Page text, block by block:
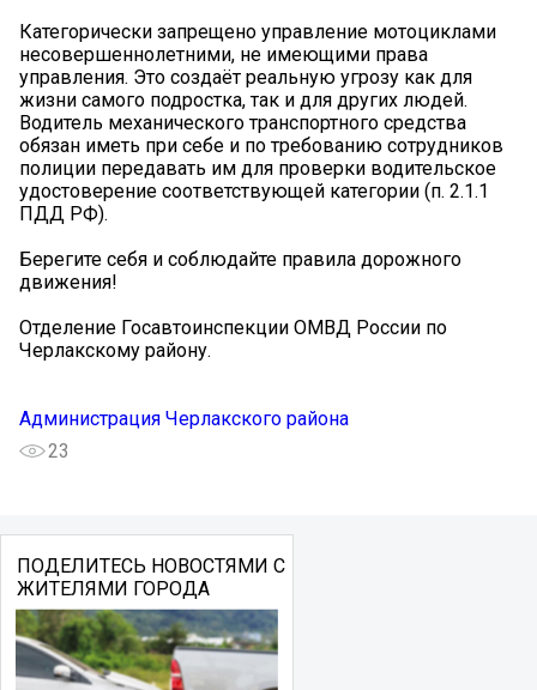
Категорически запрещено управление мотоциклами
несовершеннолетними, не имеющими права
управления. Это создаёт реальную угрозу как для
жизни самого подростка, так и для других людей.
Водитель механического транспортного средства
обязан иметь при себе и по требованию сотрудников
полиции передавать им для проверки водительское
удостоверение соответствующей категории (п. 2.1.1
ПДД РФ).
Берегите себя и соблюдайте правила дорожного
движения!
Отделение Госавтоинспекции ОМВД России по
Черлакскому району.
Администрация Черлакского района
23
ПОДЕЛИТЕСЬ НОВОСТЯМИ С
ЖИТЕЛЯМИ ГОРОДА